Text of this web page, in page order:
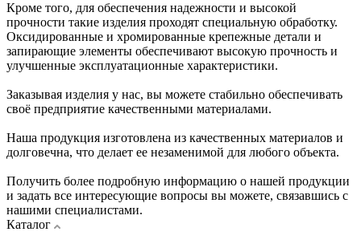
Кроме того, для обеспечения надежности и высокой
прочности такие изделия проходят специальную обработку.
Оксидированные и хромированные крепежные детали и
запирающие элементы обеспечивают высокую прочность и
улучшенные эксплуатационные характеристики.
Заказывая изделия у нас, вы можете стабильно обеспечивать
своё предприятие качественными материалами.
Наша продукция изготовлена из качественных материалов и
долговечна, что делает ее незаменимой для любого объекта.
Получить более подробную информацию о нашей продукции
и задать все интересующие вопросы вы можете, связавшись с
нашими специалистами.
Каталог